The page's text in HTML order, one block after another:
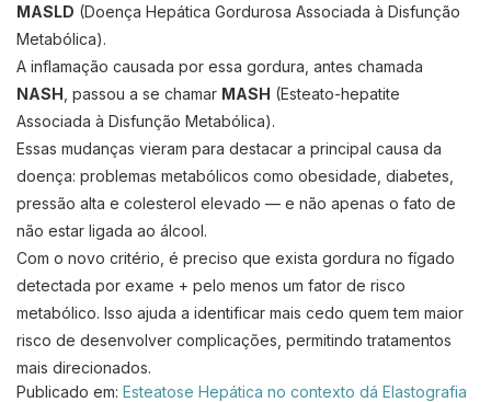
MASLD (Doença Hepática Gordurosa Associada à Disfunção
Metabólica).
A inflamação causada por essa gordura, antes chamada
NASH , passou a se chamar MASH (Esteato-hepatite
Associada à Disfunção Metabólica).
Essas mudanças vieram para destacar a principal causa da
doença: problemas metabólicos como obesidade, diabetes,
pressão alta e colesterol elevado — e não apenas o fato de
não estar ligada ao álcool.
Com o novo critério, é preciso que exista gordura no fígado
detectada por exame + pelo menos um fator de risco
metabólico. Isso ajuda a identificar mais cedo quem tem maior
risco de desenvolver complicações, permitindo tratamentos
mais direcionados.
Publicado em: Esteatose Hepática no contexto dá Elastografia